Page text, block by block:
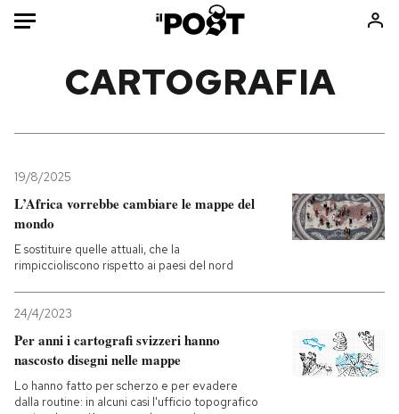
Mondo
Politica
Internet
Sport
Consumismi
Mondiali calcio 2026
CARTOGRAFIA
19/8/2025
L’Africa vorrebbe cambiare le mappe del
mondo
E sostituire quelle attuali, che la
rimpiccioliscono rispetto ai paesi del nord
24/4/2023
Per anni i cartografi svizzeri hanno
nascosto disegni nelle mappe
Lo hanno fatto per scherzo e per evadere
dalla routine: in alcuni casi l'ufficio topografico